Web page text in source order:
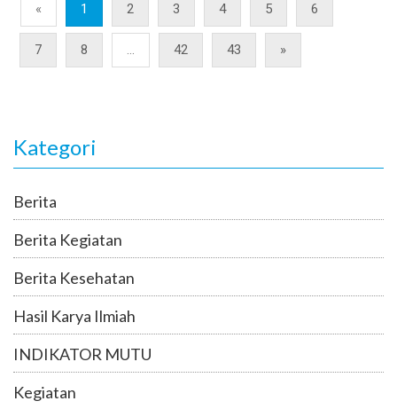
« 1 2 3 4 5 6
7 8 ... 42 43 »
Kategori
Berita
Berita Kegiatan
Berita Kesehatan
Hasil Karya Ilmiah
INDIKATOR MUTU
Kegiatan